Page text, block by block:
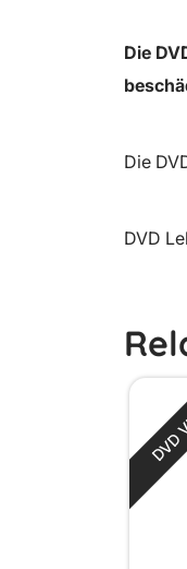
Die
Die
DVD